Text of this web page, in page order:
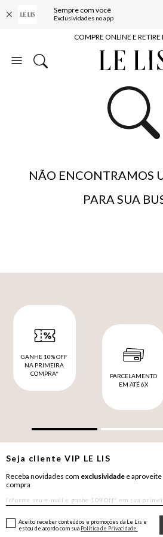
Sempre com você
Exclusividades no app
10% OFF NA PRIMEIRA
COMPRE ONLINE E
ENTREGA
BAIXE O APP
10% OFF NA PRIMEIRA
NÃO ENCONTRAMOS
PARA SUA
GANHE 10% OFF
NA PRIMEIRA
COMPRA*
PARCELAMENTO
EM ATÉ 6X
Seja clienteVIP LE LIS
Receba novidades com exclusividade e aproveite
compra
Aceito receber conteúdos e promoções da Le Lis e
estou de acordo com sua Política de Privacidade.